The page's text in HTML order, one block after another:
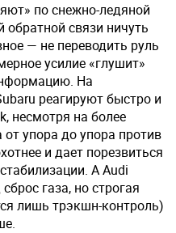
по снежно-ледяной
обратной связи ничуть
— не переводить руль
усилие «глушит»
На
реагируют быстро и
несмотря на более
упора до упора против
и дает порезвиться
А Audi
газа, но строгая
лишь трэкшн-контроль)